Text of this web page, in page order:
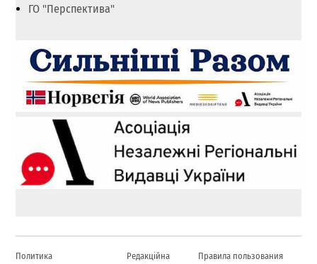
ГО "Перспектива"
Политика
Редакційна
Правила пользования